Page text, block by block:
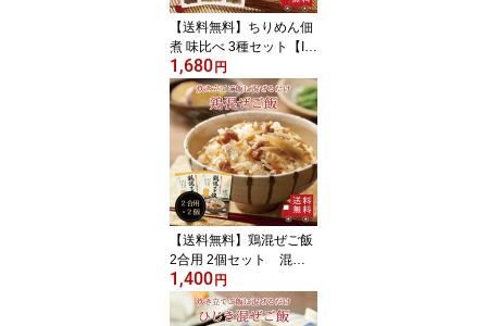
手土産 工場直送
【送料無料】ちりめん佃
煮 味比べ 3種セット【I-
5】（ ちりめん山椒 ちり
めんかつお煮 ちりめんく
ぎ煮 ） 食べ比べ 山椒
ちりめん おにぎり お弁
当 酒の肴 お試し ご飯の
お供 お米 メール便 送料
無料 新生活 お花見 ピク
ニック 手土産 工場直送
1,680円
【送料無料】鶏混ぜご飯
2合用 2個セット 混ぜ
ご飯の素 混ぜ込みご飯
まぜごはん 混ぜるだけ
無添加 鶏肉 ごぼう おに
1,400円